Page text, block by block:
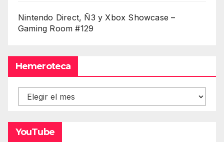
Nintendo Direct, Ñ3 y Xbox Showcase –
Gaming Room #129
Hemeroteca
Hemeroteca
YouTube